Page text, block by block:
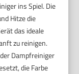
ins Spiel. Die
Hitze die
das ideale
zu reinigen.
Dampfreiniger
die Farbe